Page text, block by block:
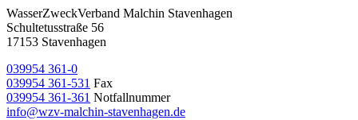
WasserZweckVerband­ Malchin Stavenhagen
Schultetusstraße 56
17153 Stavenhagen
039954 361-0
039954 361-531 Fax
039954 361-361 Notfallnummer
info@wzv-malchin-stavenhagen.de